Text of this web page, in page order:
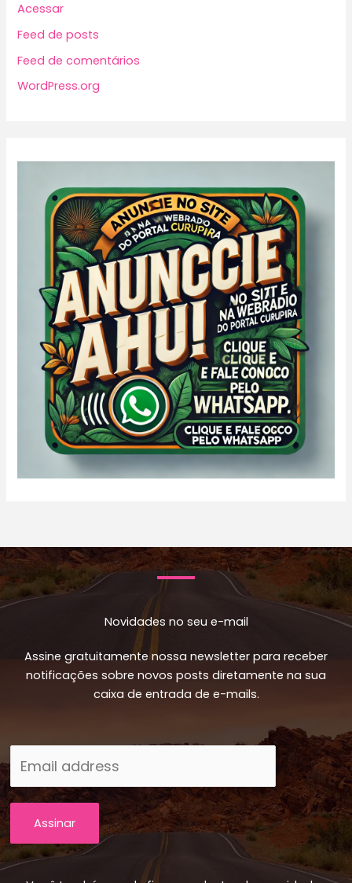
Acessar
Feed de posts
Feed de comentários
WordPress.org
Novidades no seu e-mail
Assine gratuitamente nossa newsletter para receber
notificações sobre novos posts diretamente na sua
caixa de entrada de e-mails.
Assinar